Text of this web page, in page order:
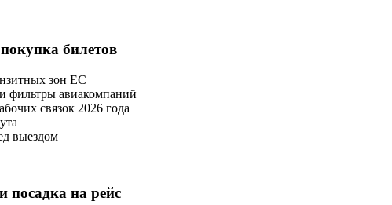
билетов
зон ЕС
фильтры авиакомпаний
связок 2026 года
выездом
посадка на рейс